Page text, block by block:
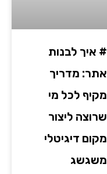
# איך לבנות
אתר: מדריך
מקיף לכל מי
שרוצה ליצור
מקום דיגיטלי
משגשג